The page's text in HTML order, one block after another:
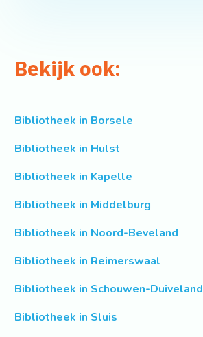
Bekijk ook:
Bibliotheek in Borsele
Bibliotheek in Hulst
Bibliotheek in Kapelle
Bibliotheek in Middelburg
Bibliotheek in Noord-Beveland
Bibliotheek in Reimerswaal
Bibliotheek in Schouwen-Duiveland
Bibliotheek in Sluis